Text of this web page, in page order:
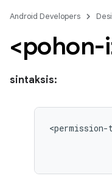
Android Developers
<pohon-
sintaksis: